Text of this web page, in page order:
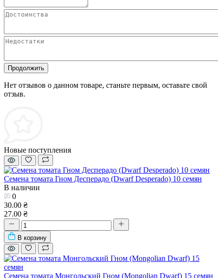
Продолжить
Нет отзывов о данном товаре, станьте первым, оставьте свой
отзыв.
Новые поступления
Семена томата Гном Десперадо (Dwarf Desperado) 10 семян
В наличии
0
30.00 ₴
27.00 ₴
В корзину
Семена томата Монгольский Гном (Mongolian Dwarf) 15 семян